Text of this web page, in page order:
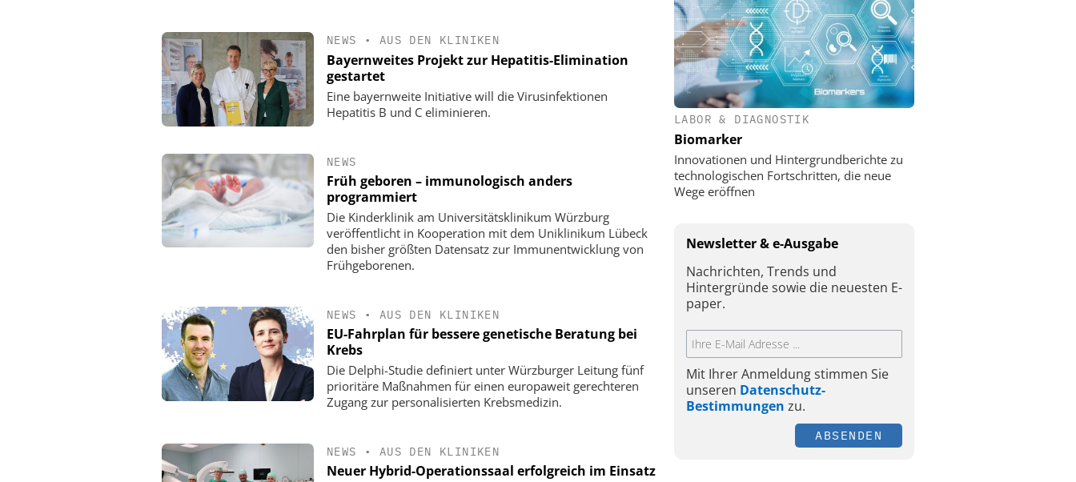
NEWS • AUS DEN KLINIKEN
Bayernweites Projekt zur Hepatitis-Elimination
gestartet
Eine bayernweite Initiative will die Virusinfektionen
Hepatitis B und C eliminieren.
NEWS
Früh geboren – immunologisch anders
programmiert
Die Kinderklinik am Universitätsklinikum Würzburg
veröffentlicht in Kooperation mit dem Uniklinikum Lübeck
den bisher größten Datensatz zur Immunentwicklung von
Frühgeborenen.
NEWS • AUS DEN KLINIKEN
EU-Fahrplan für bessere genetische Beratung bei
Krebs
Die Delphi-Studie definiert unter Würzburger Leitung fünf
prioritäre Maßnahmen für einen europaweit gerechteren
Zugang zur personalisierten Krebsmedizin.
NEWS • AUS DEN KLINIKEN
Neuer Hybrid-Operationssaal erfolgreich im Einsatz
LABOR & DIAGNOSTIK
Biomarker
Innovationen und Hintergrundberichte zu
technologischen Fortschritten, die neue
Wege eröffnen
Newsletter & e-Ausgabe
Nachrichten, Trends und
Hintergründe sowie die neuesten E-
paper.
Mit Ihrer Anmeldung stimmen Sie
unseren Datenschutz-
Bestimmungen zu.
ABSENDEN